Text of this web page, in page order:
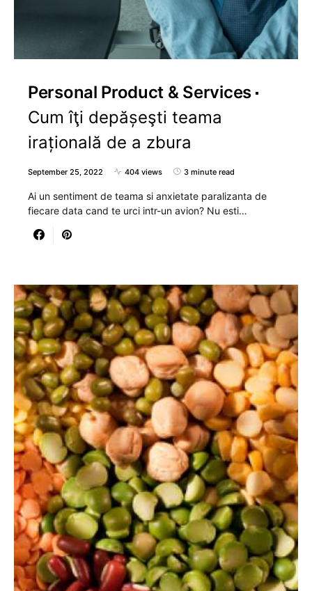
Personal Product & Services
Cum îţi depășeşti teama
irațională de a zbura
September 25, 2022 404 views 3 minute read
Ai un sentiment de teama si anxietate paralizanta de
fiecare data cand te urci intr-un avion? Nu esti…